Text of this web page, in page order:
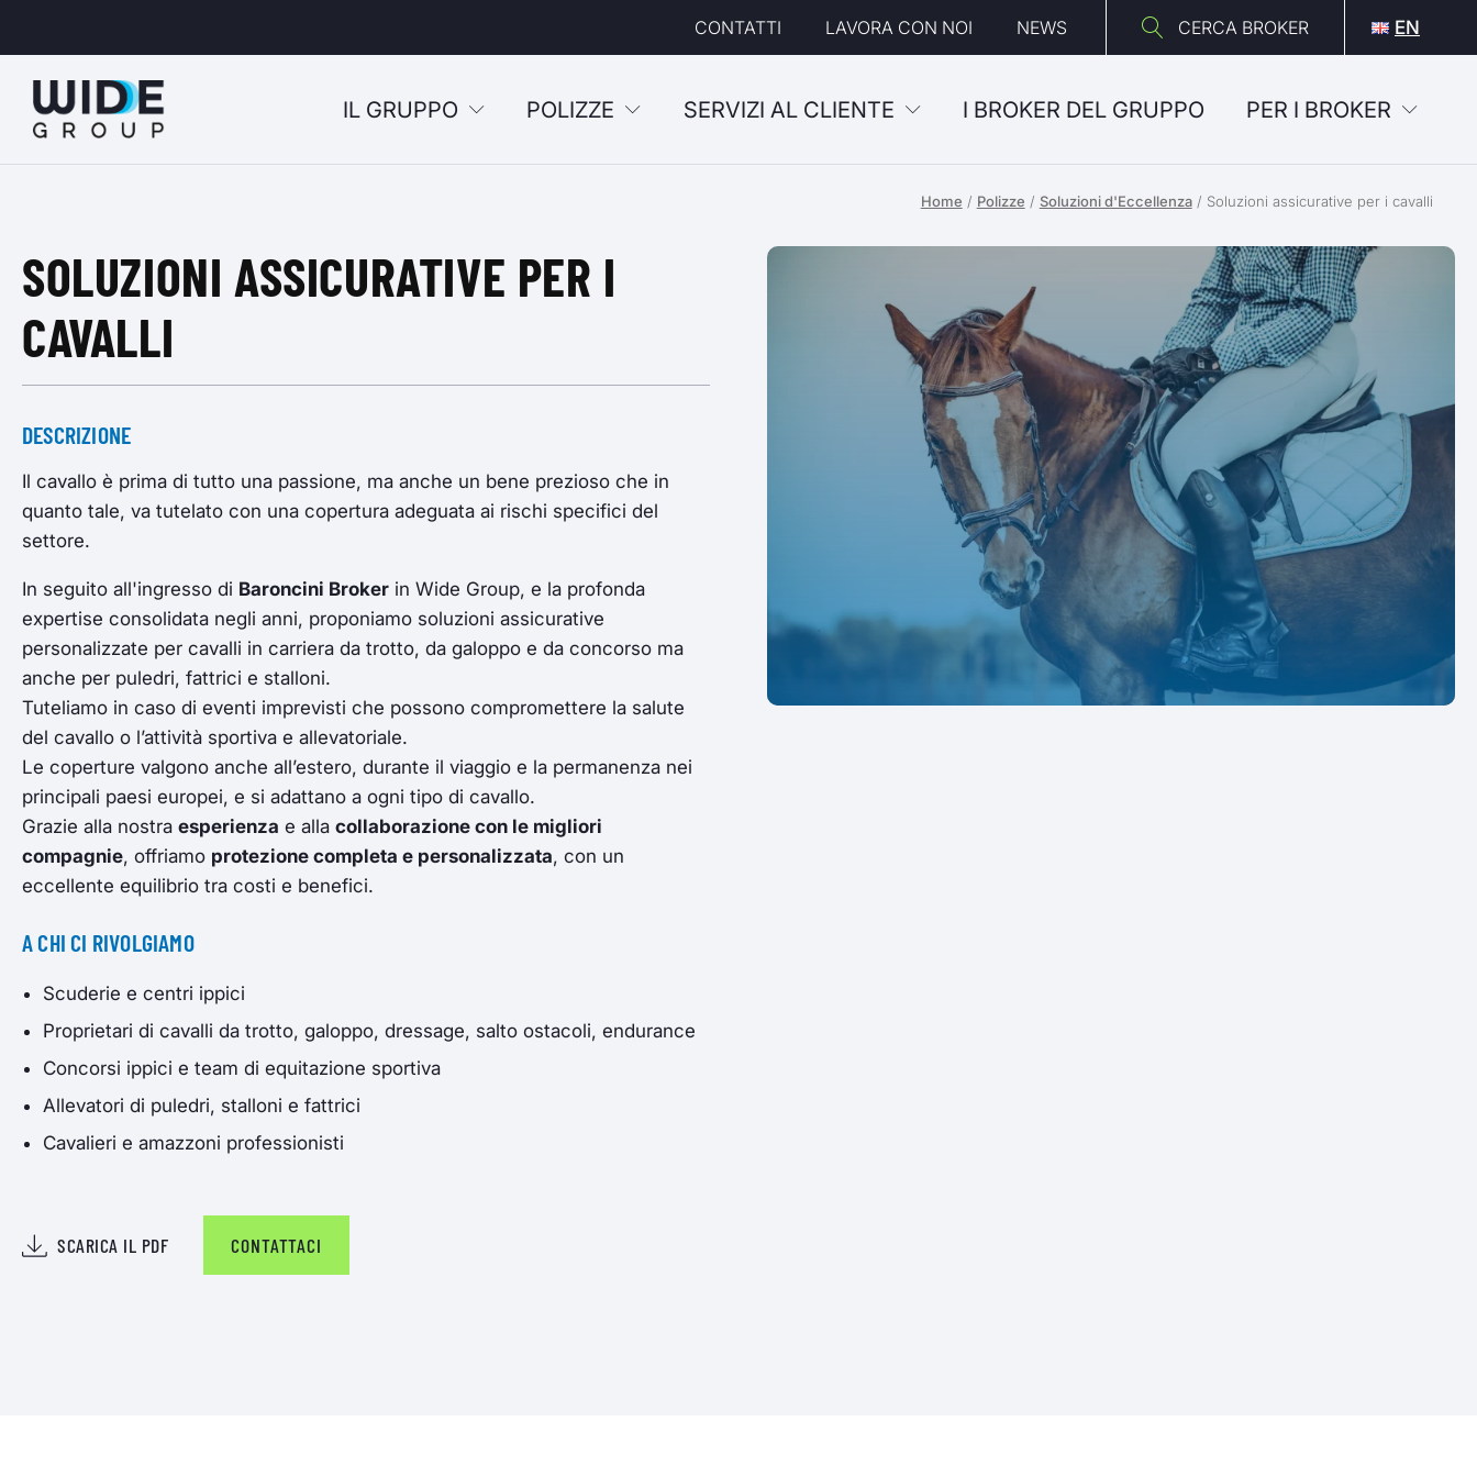
CONTATTI LAVORA CON NOI NEWS CERCA BROKER EN
IL GRUPPO POLIZZE SERVIZI AL CLIENTE I BROKER DEL GRUPPO PER I BROKER
Home / Polizze / Soluzioni d'Eccellenza/ Soluzioni assicurative per i cavalli
SOLUZIONI ASSICURATIVE PER I
CAVALLI
DESCRIZIONE
Il cavallo è prima di tutto una passione, ma anche un bene prezioso che in
quanto tale, va tutelato con una copertura adeguata ai rischi specifici del
settore.
In seguito all'ingresso di Baroncini Broker in Wide Group, e la profonda
expertise consolidata negli anni, proponiamo soluzioni assicurative
personalizzate per cavalli in carriera da trotto, da galoppo e da concorso ma
anche per puledri, fattrici e stalloni.
Tuteliamo in caso di eventi imprevisti che possono compromettere la salute
del cavallo o l’attività sportiva e allevatoriale.
Le coperture valgono anche all’estero, durante il viaggio e la permanenza nei
principali paesi europei, e si adattano a ogni tipo di cavallo.
Grazie alla nostra esperienza e alla collaborazione con le migliori
compagnie, offriamo protezione completa e personalizzata, con un
eccellente equilibrio tra costi e benefici.
A CHI CI RIVOLGIAMO
Scuderie e centri ippici
Proprietari di cavalli da trotto, galoppo, dressage, salto ostacoli, endurance
Concorsi ippici e team di equitazione sportiva
Allevatori di puledri, stalloni e fattrici
Cavalieri e amazzoni professionisti
SCARICA IL PDF CONTATTACI